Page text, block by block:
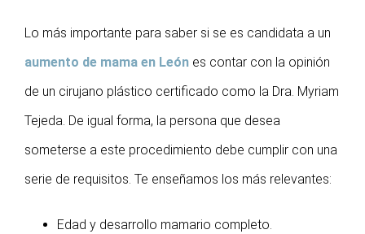
Lo más importante para saber si se es candidata a un
aumento de mama en León es contar con la opinión
de un cirujano plástico certificado como la Dra. Myriam
Tejeda. De igual forma, la persona que desea
someterse a este procedimiento debe cumplir con una
serie de requisitos. Te enseñamos los más relevantes:
Edad y desarrollo mamario completo.